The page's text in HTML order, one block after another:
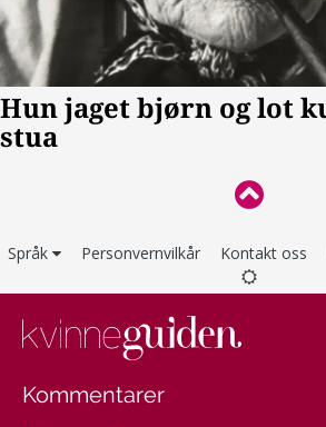
Språk Personvernvilkår Kontakt oss
Kommentarer